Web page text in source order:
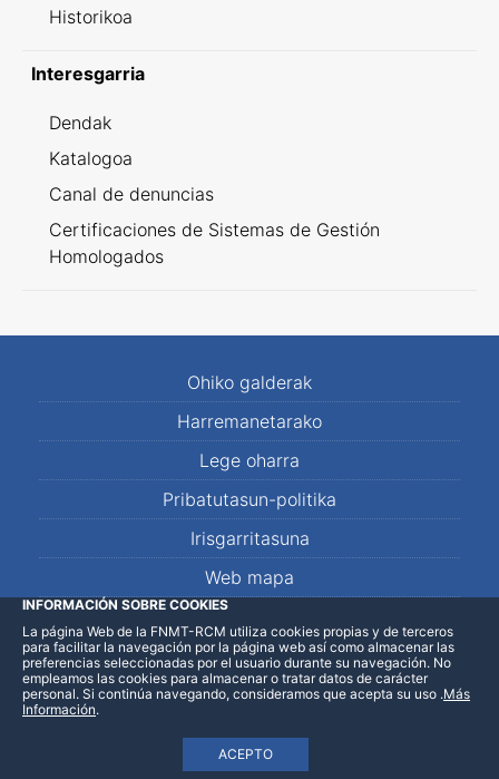
Historikoa
Interesgarria
Dendak
Katalogoa
Canal de denuncias
Certificaciones de Sistemas de Gestión
Homologados
Ohiko galderak
Harremanetarako
Lege oharra
Pribatutasun-politika
Irisgarritasuna
Web mapa
LinkedInFacebookWhatsApp
INFORMACIÓN SOBRE COOKIES
La página Web de la FNMT-RCM utiliza cookies propias y de terceros
para facilitar la navegación por la página web así como almacenar las
preferencias seleccionadas por el usuario durante su navegación. No
empleamos las cookies para almacenar o tratar datos de carácter
personal. Si continúa navegando, consideramos que acepta su uso
ACEPTO
.Más
Información.